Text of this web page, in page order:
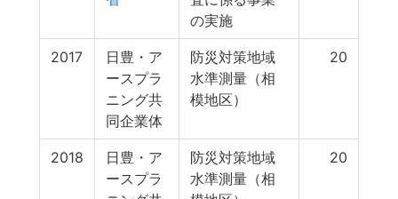
の実施
2017
日豊・ア
ースプラ
ニング共
同企業体
防災対策地域
水準測量（相
模地区）
20
2018
日豊・ア
ースプラ
防災対策地域
水準測量（相
20